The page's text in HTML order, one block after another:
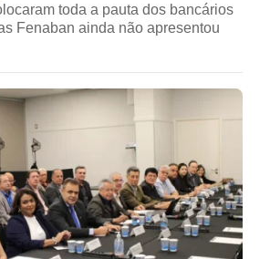
toda a pauta dos bancários
Fenaban ainda não apresentou